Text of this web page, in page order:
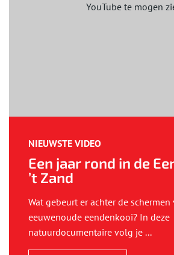
YouTube te mogen
NIEUWSTE VIDEO
Een jaar rond in de
’t Zand
Wat gebeurt er achter de schermen
eeuwenoude eendenkooi? In deze
natuurdocumentaire volg je ...